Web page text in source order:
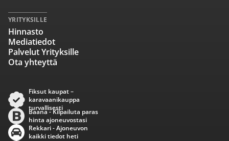
YRITYKSILLE
Hinnasto
Mediatiedot
Palvelut Yrityksille
Ota yhteyttä
Fiksut kaupat –
karavaanikauppa
turvallisesti
Baana - Kilpailuta paras
hinta ajoneuvostasi
Rekkari - Ajoneuvon
kaikki tiedot heti